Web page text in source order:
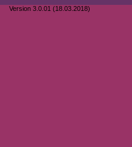
Version 3.0.01 (18.03.2018)